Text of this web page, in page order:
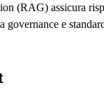
(RAG) assicura
e